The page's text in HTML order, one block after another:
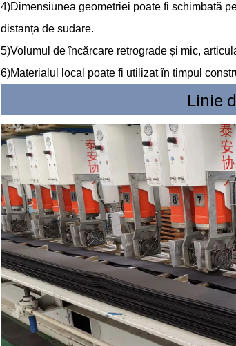
4)Dimensiunea geometriei poate fi schimbată
distanța de sudare.
5)Volumul de încărcare retrograde și mic,
6)Materialul local poate fi utilizat în timpul
Linie